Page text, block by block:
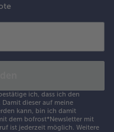
ich, dass ich den
dieser auf meine
kann, bin ich damit
dem bofrost*Newsletter mit
ist jederzeit möglich. Weitere